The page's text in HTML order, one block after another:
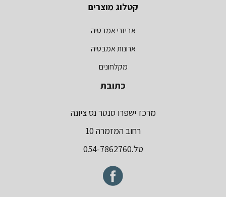
קטלוג מוצרים
אביזרי אמבטיה
ארונות אמבטיה
מקלחונים
כתובת
מרכז ישפרו סנטר נס ציונה
רחוב המזמרה 10
טל.054-7862760